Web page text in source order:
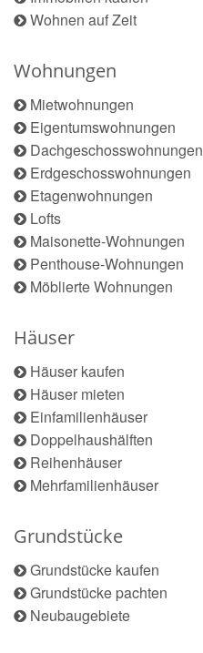
Wohnen auf Zeit
Wohnungen
Mietwohnungen
Eigentumswohnungen
Dachgeschosswohnungen
Erdgeschosswohnungen
Etagenwohnungen
Lofts
Maisonette-Wohnungen
Penthouse-Wohnungen
Möblierte Wohnungen
Häuser
Häuser kaufen
Häuser mieten
Einfamilienhäuser
Doppelhaushälften
Reihenhäuser
Mehrfamilienhäuser
Grundstücke
Grundstücke kaufen
Grundstücke pachten
Neubaugebiete